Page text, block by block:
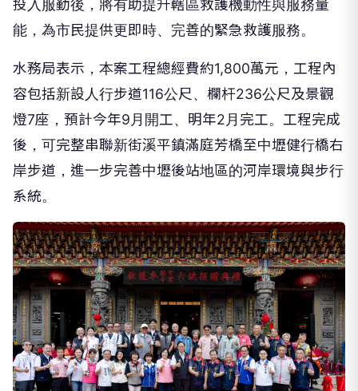
投入服勤後，將有助提升轄區救護機動性與服務量
能，為市民提供更即時、完善的緊急救護服務。
水務局表示，本案工程總經費約1,800萬元，工程內
容包括新設人行步道116公尺、欄杆236公尺及景觀
燈7座，預計今年9月開工、明年2月完工。工程完成
後，可完整串聯新街溪平鎮滿庭芳橋至中壢健行橋右
岸步道，進一步完善中壢後站地區的河岸環境與步行
系統。